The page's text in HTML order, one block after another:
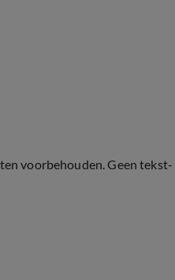
voorbehouden. Geen tekst-